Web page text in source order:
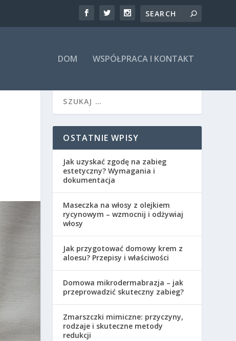
DOM WSPÓŁPRACA I KONTAKT
OSTATNIE WPISY
Jak uzyskać zgodę na zabieg
estetyczny? Wymagania i
dokumentacja
Maseczka na włosy z olejkiem
rycynowym – wzmocnij i odżywiaj
włosy
Jak przygotować domowy krem z
aloesu? Przepisy i właściwości
Domowa mikrodermabrazja – jak
przeprowadzić skuteczny zabieg?
Zmarszczki mimiczne: przyczyny,
rodzaje i skuteczne metody
redukcji